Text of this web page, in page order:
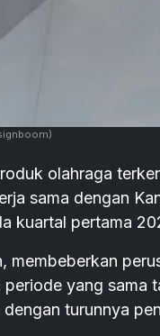
olahraga
sama dengan
kuartal pertama
membeberkan
yang sama
turunnya